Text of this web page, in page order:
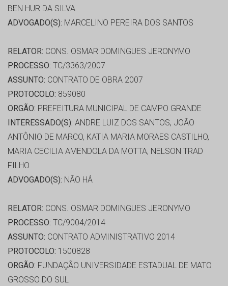
BEN HUR DA SILVA
ADVOGADO(S): MARCELINO PEREIRA DOS SANTOS
RELATOR: CONS. OSMAR DOMINGUES JERONYMO
PROCESSO: TC/3363/2007
ASSUNTO: CONTRATO DE OBRA 2007
PROTOCOLO: 859080
ORGÃO: PREFEITURA MUNICIPAL DE CAMPO GRANDE
INTERESSADO(S): ANDRE LUIZ DOS SANTOS, JOÃO
ANTÔNIO DE MARCO, KATIA MARIA MORAES CASTILHO,
MARIA CECILIA AMENDOLA DA MOTTA, NELSON TRAD
FILHO
ADVOGADO(S): NÃO HÁ
RELATOR: CONS. OSMAR DOMINGUES JERONYMO
PROCESSO: TC/9004/2014
ASSUNTO: CONTRATO ADMINISTRATIVO 2014
PROTOCOLO: 1500828
ORGÃO: FUNDAÇÃO UNIVERSIDADE ESTADUAL DE MATO
GROSSO DO SUL